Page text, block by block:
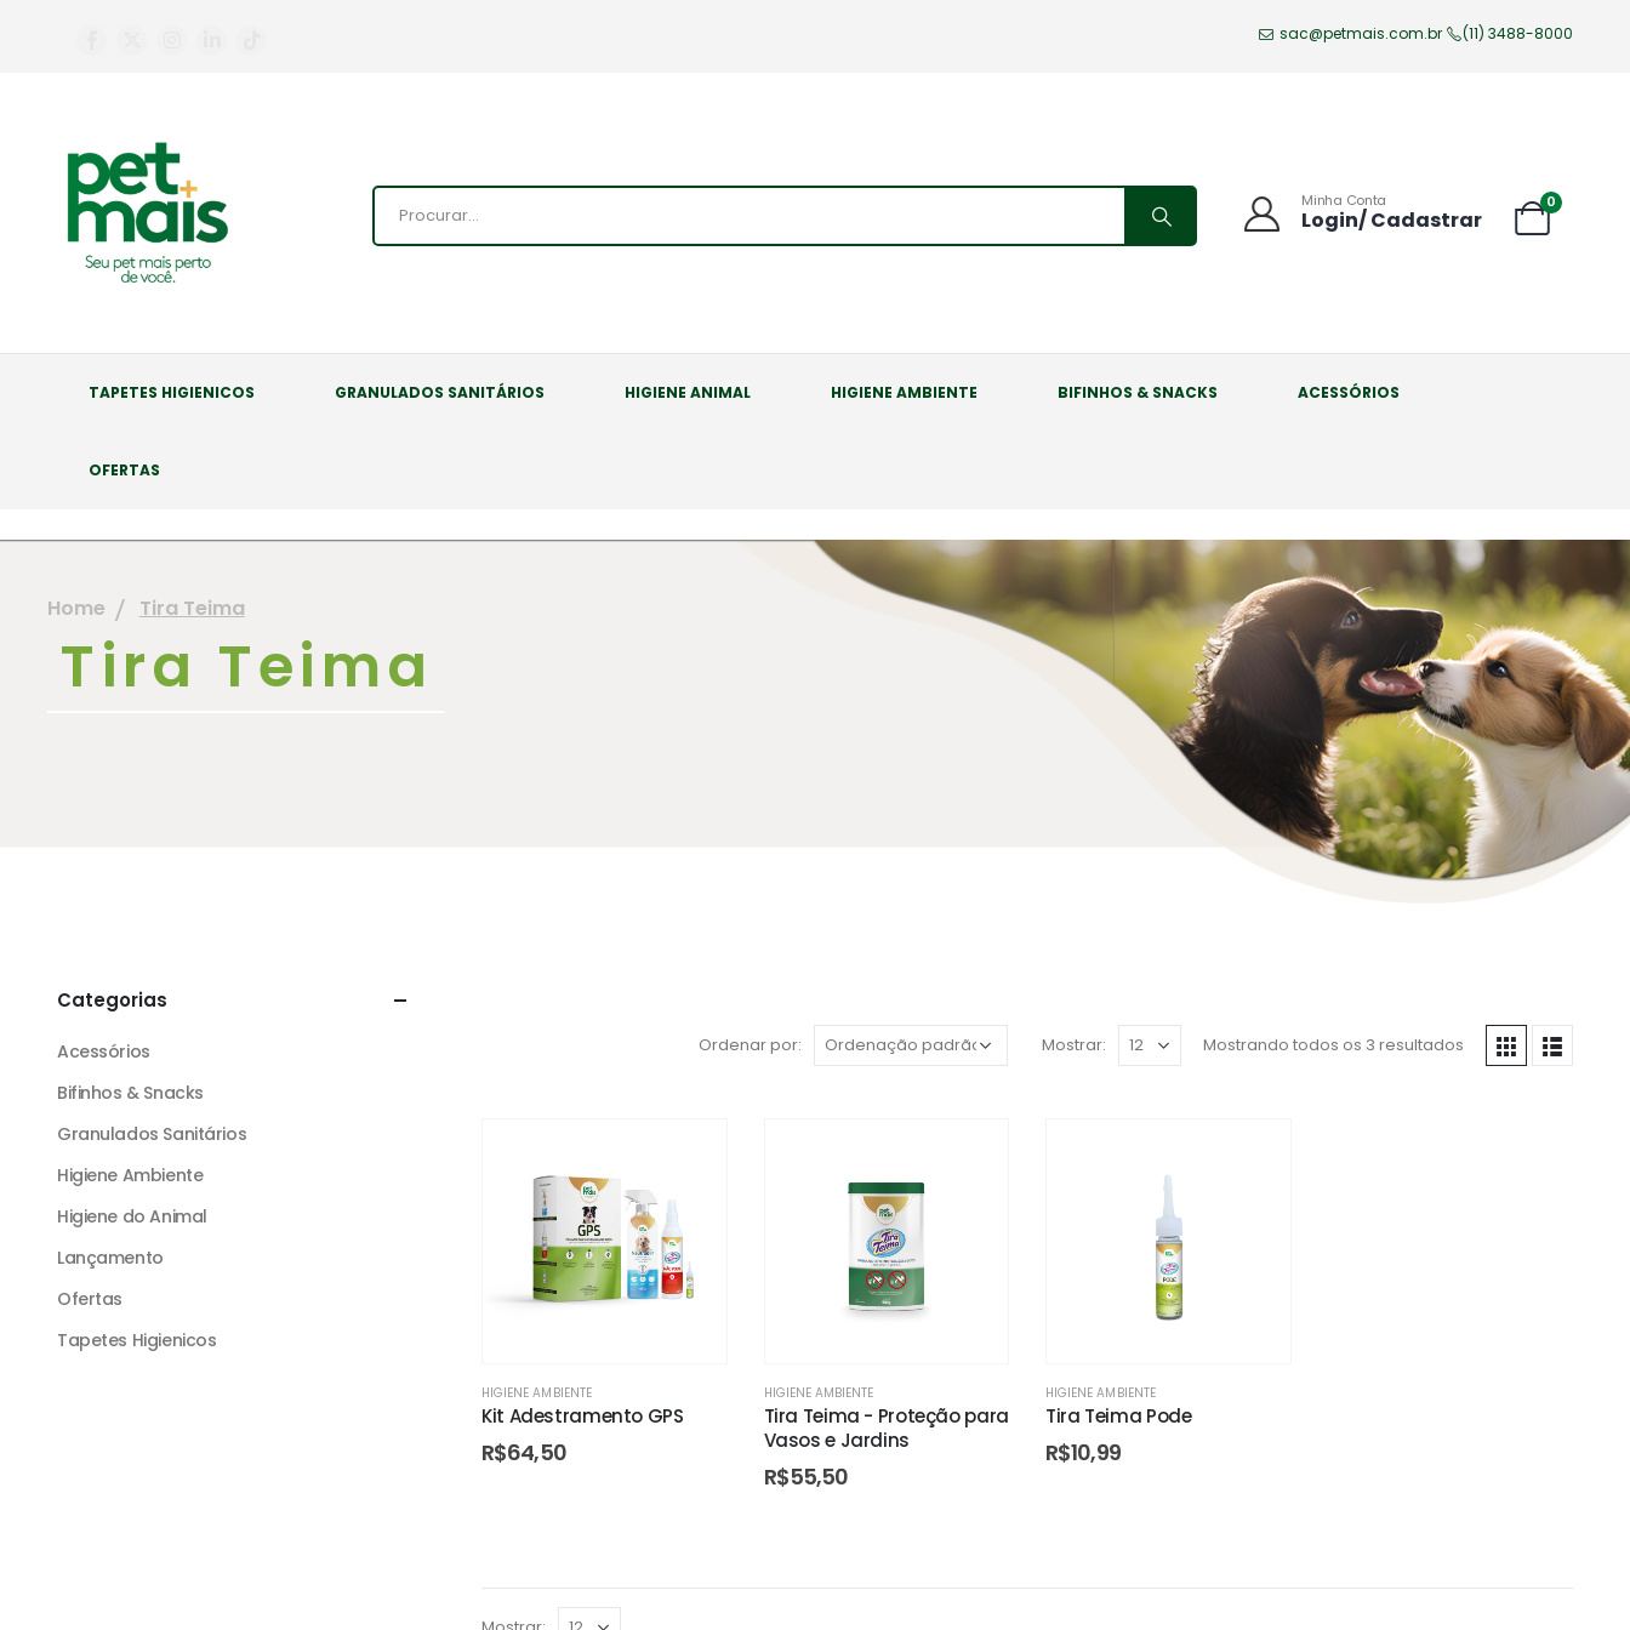
sac@petmais.com.br (11) 3488-8000
Minha Conta
Login/ Cadastrar
0
TAPETES HIGIENICOS GRANULADOS SANITÁRIOS HIGIENE ANIMAL HIGIENE AMBIENTE BIFINHOS & SNACKS ACESSÓRIOS
OFERTAS
Home Tira Teima
Tira Teima
Ordenar por: Mostrar: Mostrando todos os 3 resultados
HIGIENE AMBIENTE
Kit Adestramento GPS
R$64,50
HIGIENE AMBIENTE
Tira Teima - Proteção para
Vasos e Jardins
R$55,50
HIGIENE AMBIENTE
Tira Teima Pode
R$10,99
Categorias
Acessórios
Bifinhos & Snacks
Granulados Sanitários
Higiene Ambiente
Higiene do Animal
Lançamento
Ofertas
Tapetes Higienicos